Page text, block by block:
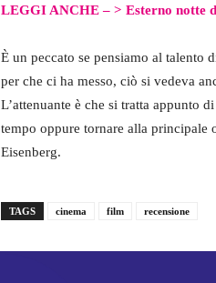
LEGGI ANCHE – > Esterno notte
È un peccato se pensiamo al talento
per che ci ha messo, ciò si vedeva
L’attenuante è che si tratta appunto
tempo oppure tornare alla principale
Eisenberg.
TAGS cinema film recensione